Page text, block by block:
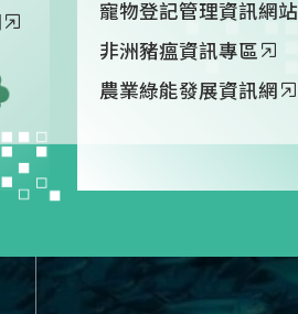
寵物登記管理資訊網站
非洲豬瘟資訊專區
農業綠能發展資訊網